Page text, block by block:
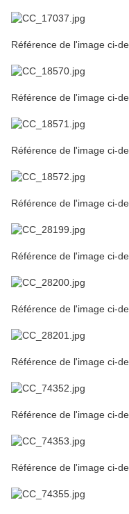
Référence de l'image ci-
Référence de l'image ci-
Référence de l'image ci-
Référence de l'image ci-
Référence de l'image ci-
Référence de l'image ci-
Référence de l'image ci-
Référence de l'image ci-
Référence de l'image ci-